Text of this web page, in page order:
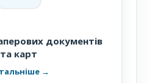
документів
та карт